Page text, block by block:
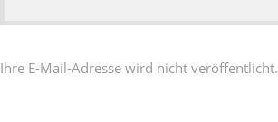
Ihre E-Mail-Adresse wird nicht veröffentlicht.